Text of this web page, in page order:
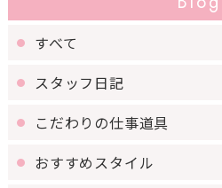
すべて
スタッフ日記
こだわりの仕事道具
おすすめスタイル